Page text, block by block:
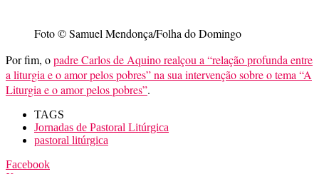
Foto © Samuel Mendonça/Folha do Domingo
Por fim, opadre Carlos de Aquino realçou a “relação profunda entre
a liturgia e o amor pelos pobres” na sua intervenção sobre o tema “A
Liturgia e o amor pelos pobres”.
TAGS
Jornadas de Pastoral Litúrgica
pastoral litúrgica
Facebook